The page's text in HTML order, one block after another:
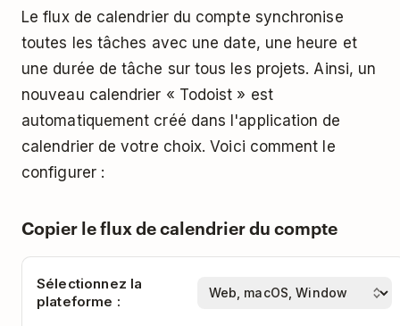
Le flux de calendrier du compte synchronise
toutes les tâches avec une date, une heure et
une durée de tâche sur tous les projets. Ainsi, un
nouveau calendrier « Todoist » est
automatiquement créé dans l'application de
calendrier de votre choix. Voici comment le
configurer :
Copier le flux de calendrier du compte
Sélectionnez la
plateforme :